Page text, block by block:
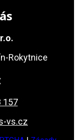
Rokytnice
157
vs.cz